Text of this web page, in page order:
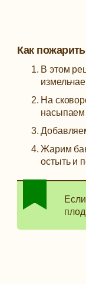
Как
В этом
На
насыпаем
Жарим
остыть и